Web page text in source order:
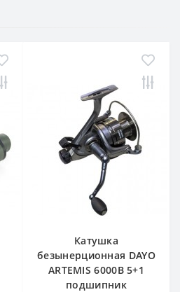
Катушка
безынерционная DAYO
ARTEMIS 6000B 5+1
подшипник